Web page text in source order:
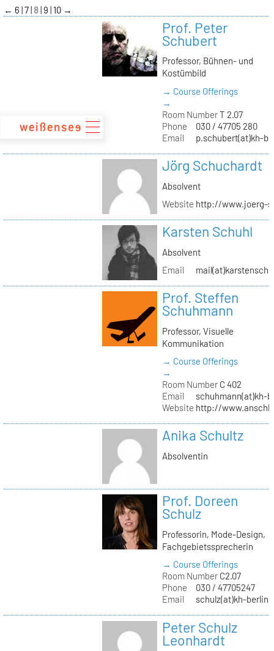
zum
Inhalt
← 6 7 8 9 10 →
Prof. Peter
Schubert
Professor, Bühnen- und
Kostümbild
→ Course Offerings
→
Room NumberT 2.07
Phone
030 / 47705 280
Email
p.schubert(at)kh-
Jörg Schuchardt
Absolvent
Website http://www.joerg-
Karsten Schuhl
Absolvent
Email
Prof. Steffen
Schuhmann
Professor, Visuelle
Kommunikation
→ Course Offerings
→
Room NumberC 402
Email
schuhmann(at)kh-
Website http://
Anika Schultz
Absolventin
Prof. Doreen
Schulz
Professorin, Mode-Design,
Fachgebietssprecherin
→ Course Offerings
Room NumberC2.07
Phone
030 / 47705247
Email
schulz(at)kh-
Peter Schulz
Leonhardt